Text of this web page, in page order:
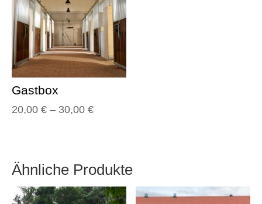
Gastbox
20,00 € – 30,00 €
Ähnliche Produkte